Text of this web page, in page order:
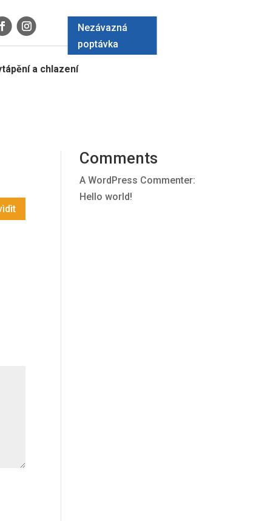
a chlazení
Nezávazná
poptávka
Comments
A WordPress Commenter:
Hello world!